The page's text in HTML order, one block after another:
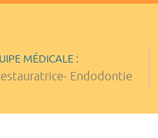
MÉDICALE :
Endodontie